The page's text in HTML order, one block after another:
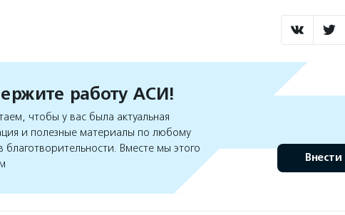
работу АСИ!
чтобы у вас была актуальная
и полезные материалы по любому
благотворительности. Вместе мы этого
Внести